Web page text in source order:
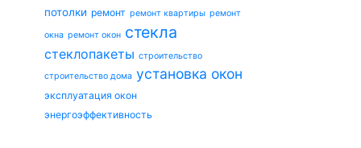
потолки ремонт ремонт квартиры ремонт
окна ремонт окон стекла
стеклопакеты строительство
строительство дома установка окон
эксплуатация окон
энергоэффективность